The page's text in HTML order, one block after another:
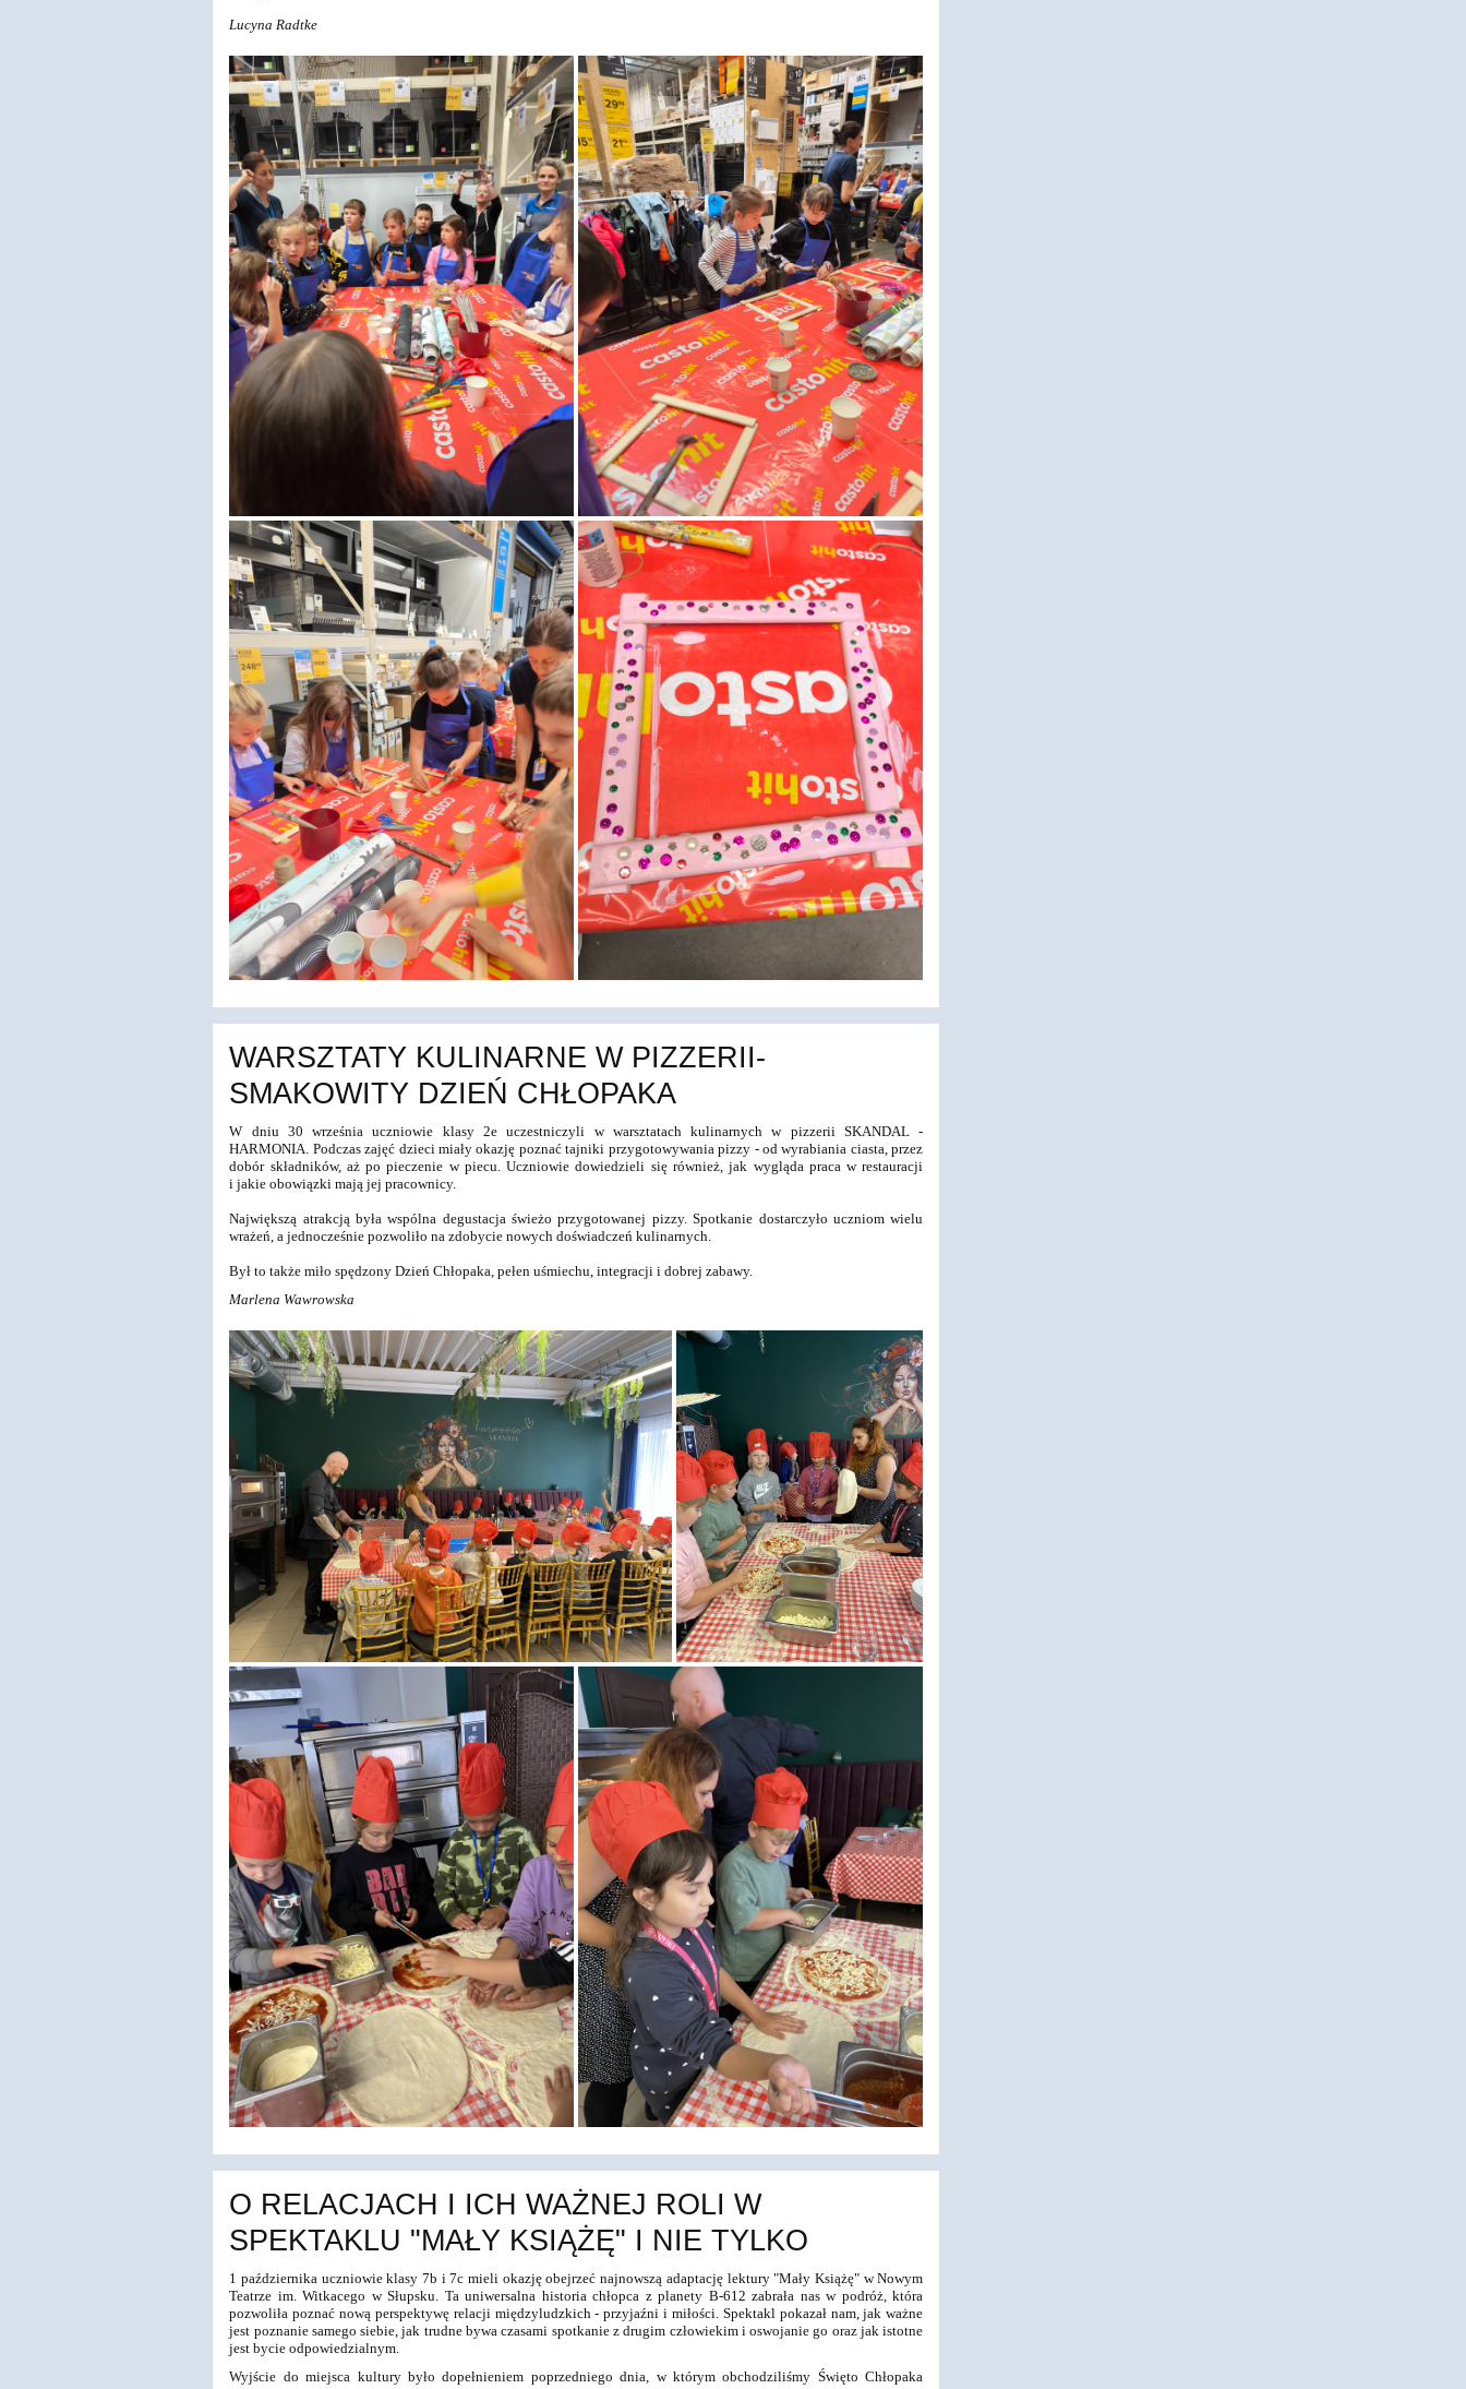
Lucyna Radtke
WARSZTATY KULINARNE W PIZZERII-
SMAKOWITY DZIEŃ CHŁOPAKA
W dniu 30 września uczniowie klasy 2e uczestniczyli w warsztatach kulinarnych w pizzerii SKANDAL -
HARMONIA. Podczas zajęć dzieci miały okazję poznać tajniki przygotowywania pizzy - od wyrabiania ciasta, przez
dobór składników, aż popieczenie w piecu. Uczniowie dowiedzieli się również, jak wygląda praca wrestauracji
i jakie obowiązki mają jej pracownicy.
Największą atrakcją była wspólna degustacja świeżo przygotowanej pizzy.Spotkanie dostarczyło uczniom wielu
wrażeń, a jednocześnie pozwoliło na zdobycienowych doświadczeń kulinarnych.
Był to także miło spędzony Dzień Chłopaka, pełen uśmiechu, integracji i dobrejzabawy.
Marlena Wawrowska
O RELACJACH I ICH WAŻNEJ ROLI W
SPEKTAKLU "MAŁY KSIĄŻĘ" I NIE TYLKO
1 października uczniowie klasy 7b i 7c mieli okazję obejrzeć najnowszą adaptację lektury "Mały Książę" w Nowym
Teatrze im. Witkacego w Słupsku. Ta uniwersalna historia chłopca z planety B-612 zabrała nas w podróż, która
pozwoliła poznać nową perspektywę relacji międzyludzkich - przyjaźni i miłości. Spektakl pokazał nam, jak ważne
jest poznanie samego siebie, jak trudne bywa czasami spotkanie z drugim człowiekim i oswojanie go oraz jak istotne
jest bycie odpowiedzialnym.
Wyjście do miejsca kultury było dopełnieniem poprzedniego dnia, w którym obchodziliśmy Święto Chłopaka